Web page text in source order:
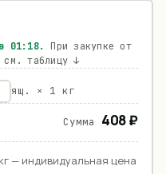
01:18.
При закупке от
см. таблицу ↓
ящ. × 1 кг
Сумма 408 ₽
— индивидуальная цена